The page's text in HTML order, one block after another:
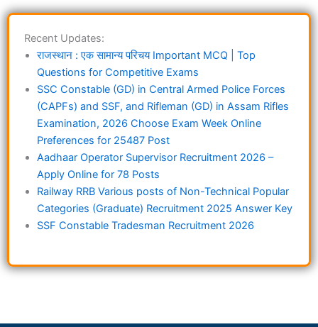
Recent Updates:
राजस्थान : एक सामान्य परिचय Important MCQ | Top
Questions for Competitive Exams
SSC Constable (GD) in Central Armed Police Forces
(CAPFs) and SSF, and Rifleman (GD) in Assam Rifles
Examination, 2026 Choose Exam Week Online
Preferences for 25487 Post
Aadhaar Operator Supervisor Recruitment 2026 –
Apply Online for 78 Posts
Railway RRB Various posts of Non-Technical Popular
Categories (Graduate) Recruitment 2025 Answer Key
SSF Constable Tradesman Recruitment 2026